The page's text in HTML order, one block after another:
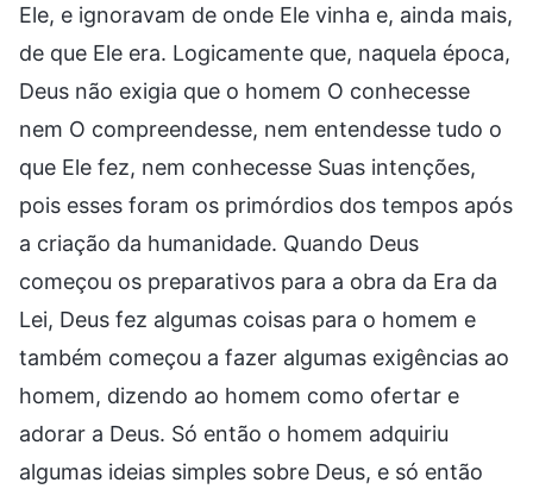
Ele, e ignoravam de onde Ele vinha e, ainda mais,
de que Ele era. Logicamente que, naquela época,
Deus não exigia que o homem O conhecesse
nem O compreendesse, nem entendesse tudo o
que Ele fez, nem conhecesse Suas intenções,
pois esses foram os primórdios dos tempos após
a criação da humanidade. Quando Deus
começou os preparativos para a obra da Era da
Lei, Deus fez algumas coisas para o homem e
também começou a fazer algumas exigências ao
homem, dizendo ao homem como ofertar e
adorar a Deus. Só então o homem adquiriu
algumas ideias simples sobre Deus, e só então